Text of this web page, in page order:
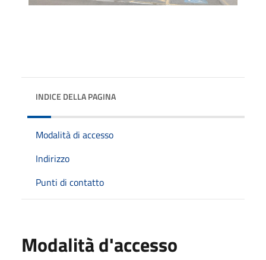
INDICE DELLA PAGINA
Modalità di accesso
Indirizzo
Punti di contatto
Modalità d'accesso